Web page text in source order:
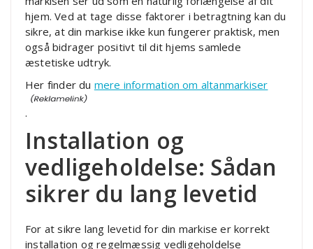
hjem. Ved at tage disse faktorer i betragtning kan du
sikre, at din markise ikke kun fungerer praktisk, men
også bidrager positivt til dit hjems samlede
æstetiske udtryk.
Her finder du mere information om altanmarkiser
.
Installation og
vedligeholdelse: Sådan
sikrer du lang levetid
For at sikre lang levetid for din markise er korrekt
installation og regelmæssig vedligeholdelse